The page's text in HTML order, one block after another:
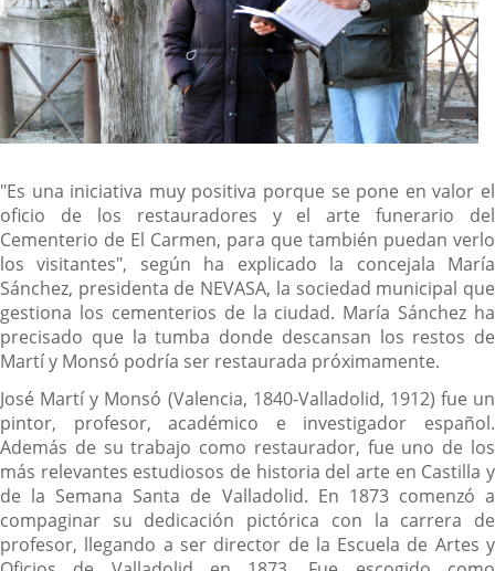
"Es una iniciativa muy positiva porque se pone en valor el
oficio de los restauradores y el arte funerario del
Cementerio de El Carmen, para que también puedan verlo
los visitantes", según ha explicado la concejala María
Sánchez, presidenta de NEVASA, la sociedad municipal que
gestiona los cementerios de la ciudad. María Sánchez ha
precisado que la tumba donde descansan los restos de
Martí y Monsó podría ser restaurada próximamente.
José Martí y Monsó (Valencia, 1840-Valladolid, 1912) fue un
pintor, profesor, académico e investigador español.
Además de su trabajo como restaurador, fue uno de los
más relevantes estudiosos de historia del arte en Castilla y
de la Semana Santa de Valladolid.​ En 1873 comenzó a
compaginar su dedicación pictórica con la carrera de
profesor, llegando a ser director de la Escuela de Artes y